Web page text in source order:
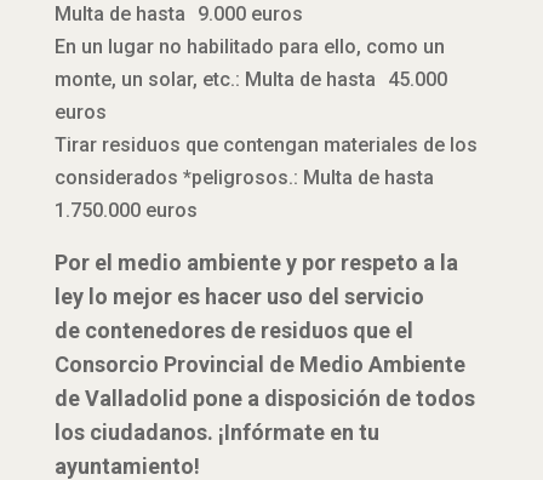
Multa de hasta 9.000 euros
En un lugar no habilitado para ello, como un
monte, un solar, etc.: Multa de hasta 45.000
euros
Tirar residuos que contengan materiales de los
considerados *peligrosos.: Multa de hasta
1.750.000 euros
Por el medio ambiente y por respeto a la
ley lo mejor es hacer uso del servicio
de contenedores de residuos que el
Consorcio Provincial de Medio Ambiente
de Valladolid pone a disposición de todos
los ciudadanos. ¡Infórmate en tu
ayuntamiento!